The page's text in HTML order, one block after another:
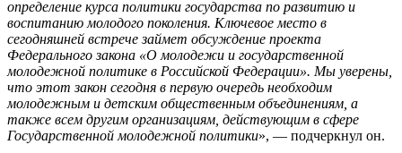
определение курса политики государства по развитию и
воспитанию молодого поколения. Ключевое место в
сегодняшней встрече займет обсуждение проекта
Федерального закона «О молодежи и государственной
молодежной политике в Российской Федерации». Мы уверены,
что этот закон сегодня в первую очередь необходим
молодежным и детским общественным объединениям, а
также всем другим организациям, действующим в сфере
Государственной молодежной политики», — подчеркнул он.